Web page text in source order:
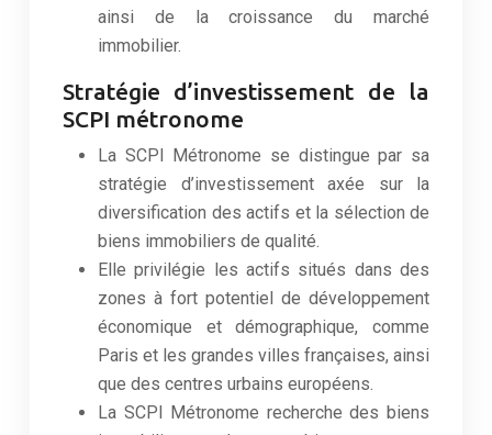
ainsi de la croissance du marché
immobilier.
Stratégie d’investissement de la
SCPI métronome
La SCPI Métronome se distingue par sa
stratégie d’investissement axée sur la
diversification des actifs et la sélection de
biens immobiliers de qualité.
Elle privilégie les actifs situés dans des
zones à fort potentiel de développement
économique et démographique, comme
Paris et les grandes villes françaises, ainsi
que des centres urbains européens.
La SCPI Métronome recherche des biens